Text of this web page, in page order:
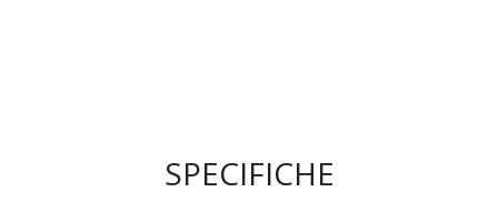
SPECIFICHE